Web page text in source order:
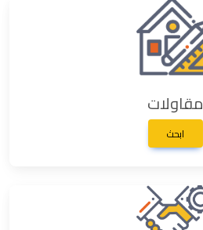
مقاولات
ابحث